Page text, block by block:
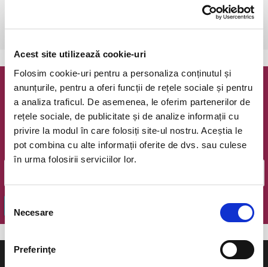
Acest site utilizează cookie-uri
Folosim cookie-uri pentru a personaliza conținutul și
anunțurile, pentru a oferi funcții de rețele sociale și pentru
a analiza traficul. De asemenea, le oferim partenerilor de
rețele sociale, de publicitate și de analize informații cu
privire la modul în care folosiți site-ul nostru. Aceștia le
pot combina cu alte informații oferite de dvs. sau culese
în urma folosirii serviciilor lor.
consimțământului
Necesare
Preferinţe
Bucuresti, Teatrul Infinitvezi pe harta
Newsletter @ Bilete.ro
Oferte exclusive si o editie saptamanala cu cele mai noi
evenimente.
Email